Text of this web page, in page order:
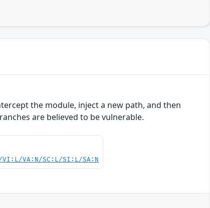
the module, inject a new path, and then
are believed to be vulnerable.
VI:L/VA:N/SC:L/SI:L/SA:N